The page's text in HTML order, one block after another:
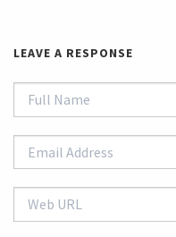
LEAVE A RESPONSE